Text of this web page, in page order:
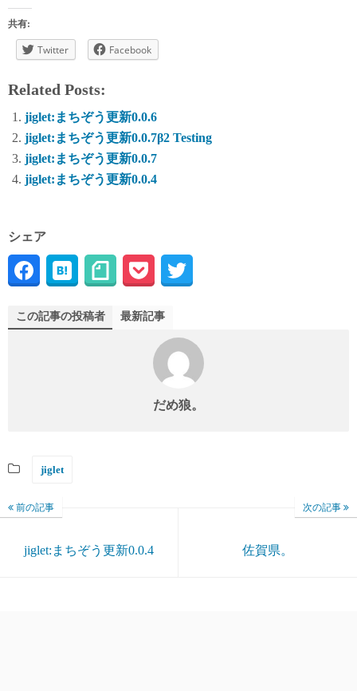
共有:
Twitter Facebook
Related Posts:
jiglet:まちぞう更新0.0.6
jiglet:まちぞう更新0.0.7β2 Testing
jiglet:まちぞう更新0.0.7
jiglet:まちぞう更新0.0.4
シェア
この記事の投稿者 最新記事
だめ狼。
jiglet
前の記事
jiglet:まちぞう更新0.0.4
次の記事
佐賀県。